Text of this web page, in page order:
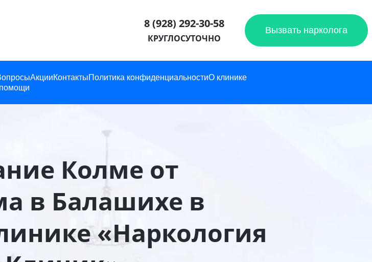
8 (928) 292-30-58
КРУГЛОСУТОЧНО
Вызвать нарколога
АкцииКонтактыПолитика конфиденциальностиО клинике
Колме от
в Балашихе в
«Наркология